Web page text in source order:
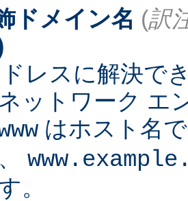
ドメイン名 (訳
レスに解決で
ットワーク エ
はホスト名
。